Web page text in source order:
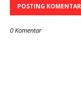
POSTING KOMENTAR
0 Komentar